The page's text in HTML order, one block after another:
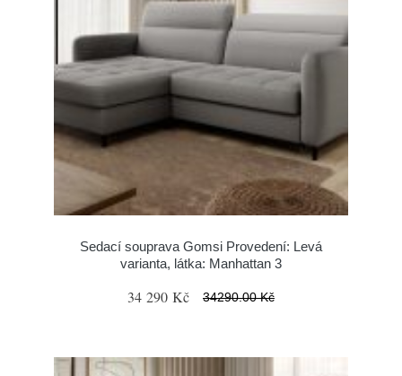
Sedací souprava Gomsi Provedení: Levá
varianta, látka: Manhattan 3
34 290 Kč 34290.00 Kč